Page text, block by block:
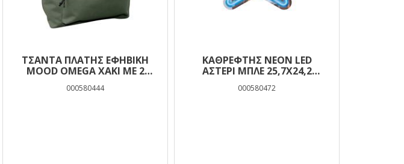
ΤΣΆΝΤΑ ΠΛΆΤΗΣ ΕΦΗΒΙΚΉ
MOOD OMEGA ΧΑΚΊ ΜΕ 2
000580444
ΚΑΘΡΕΦΤΗΣ NEON LED
ΑΣΤΕΡΙ ΜΠΛΕ 25,7X24,2
000580472